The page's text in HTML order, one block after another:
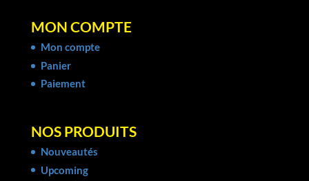
MON COMPTE
Mon compte
Panier
Paiement
NOS PRODUITS
Nouveautés
Upcoming